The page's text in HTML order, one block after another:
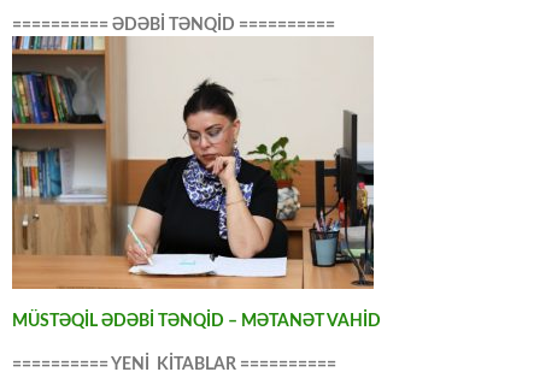
========== ƏDƏBİ TƏNQİD ==========
MÜSTƏQİL ƏDƏBİ TƏNQİD – MƏTANƏT VAHİD
========== YENİ KİTABLAR ==========